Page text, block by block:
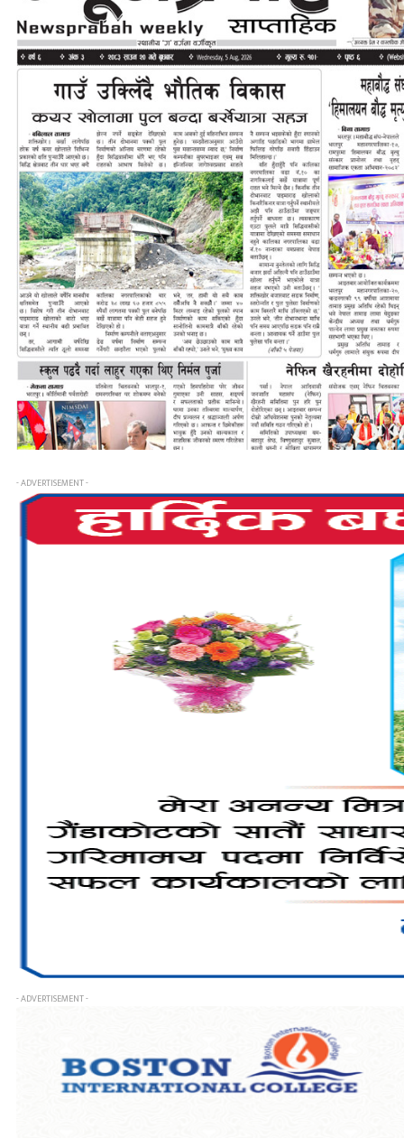
- ADVERTISEMENT -
- ADVERTISEMENT -